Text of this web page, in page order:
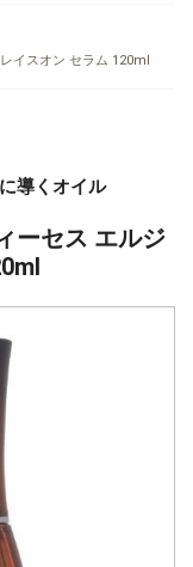
イスオン セラム 120ml
導くオイル
ーセス エルジ